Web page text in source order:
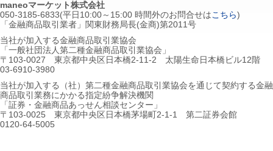
maneoマーケット株式会社
050-3185-6833(平日10:00～15:00 時間外のお問合せはこちら)
「金融商品取引業者」関東財務局長(金商)第2011号
当社が加入する金融商品取引業協会
「一般社団法人第二種金融商品取引業協会」
〒103-0027 東京都中央区日本橋2-11-2 太陽生命日本橋ビル12階
03-6910-3980
当社が加入する（社）第二種金融商品取引業協会を通じて契約する金融
商品取引業務にかかる指定紛争解決機関
「証券・金融商品あっせん相談センター」
〒103-0025 東京都中央区日本橋茅場町2-1-1 第二証券会館
0120-64-5005